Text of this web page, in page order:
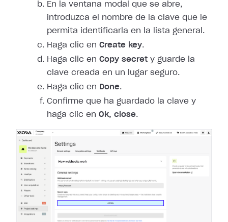
En la ventana modal que se abre,
introduzca el nombre de la clave que le
permita identificarla en la lista general.
Haga clic en Create key.
Haga clic en Copy secret y guarde la
clave creada en un lugar seguro.
Haga clic en Done.
Confirme que ha guardado la clave y
haga clic en Ok, close.